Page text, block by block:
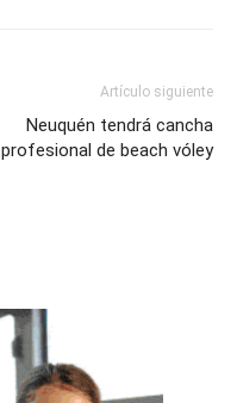
Artículo siguiente
Neuquén tendrá cancha
profesional de beach vóley